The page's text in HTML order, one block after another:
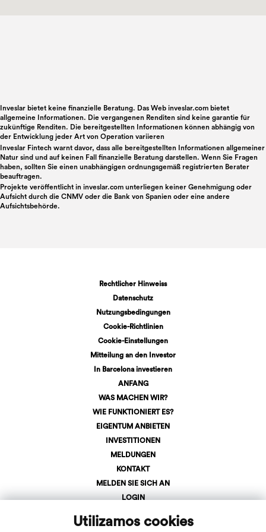
Utilizamos cookies
Inveslar bietet keine finanzielle Beratung. Das Web inveslar.com bietet
allgemeine Informationen. Die vergangenen Renditen sind keine garantie für
zukünftige Renditen. Die bereitgestellten Informationen können abhängig von
der Entwicklung jeder Art von Operation variieren
Inveslar Fintech warnt davor, dass alle bereitgestellten Informationen allgemeiner
Natur sind und auf keinen Fall finanzielle Beratung darstellen. Wenn Sie Fragen
haben, sollten Sie einen unabhängigen ordnungsgemäß registrierten Berater
beauftragen.
Projekte veröffentlicht in inveslar.com unterliegen keiner Genehmigung oder
Aufsicht durch die CNMV oder die Bank von Spanien oder eine andere
Aufsichtsbehörde.
Rechtlicher Hinweiss
Datenschutz
Nutzungsbedingungen
Cookie-Richtlinien
Cookie-Einstellungen
Mitteilung an den Investor
In Barcelona investieren
ANFANG
WAS MACHEN WIR?
WIE FUNKTIONIERT ES?
EIGENTUM ANBIETEN
INVESTITIONEN
MELDUNGEN
KONTAKT
MELDEN SIE SICH AN
LOGIN
info@inveslar.com